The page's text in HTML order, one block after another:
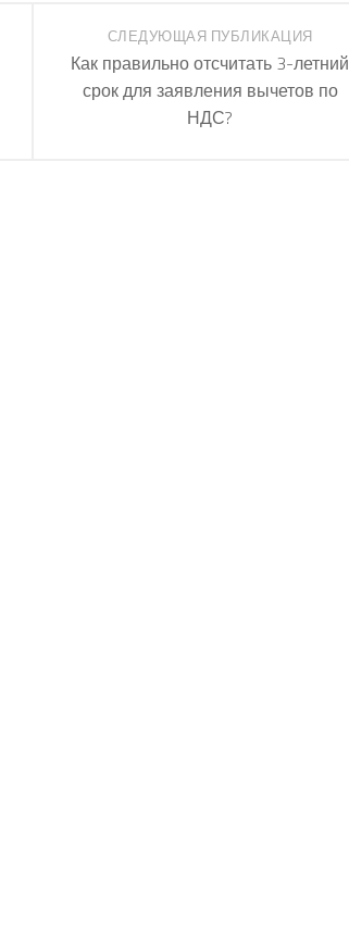
СЛЕДУЮЩАЯ ПУБЛИКАЦИЯ
Как правильно отсчитать 3-летний
срок для заявления вычетов по
НДС?